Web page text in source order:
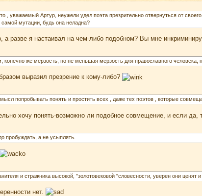
, уважаемый Артур, неужели удел поэта презрительно отвернуться от
самой мутации, будь она неладна?
разве я настаивал на чем-либо подобном? Вы мне
конечно же мерзость, но не меньшая мерзость для православного человека,
выразил презрение к кому-либо?
попробывать понять и простить всех , даже тех поэтов , которые
хочу понять-возможно ли подобное совмещение, и если да,
пробуждать, а не усыплять.
и стражника высокой, "золотовековой "словесности, уверен они ценят и
нет.